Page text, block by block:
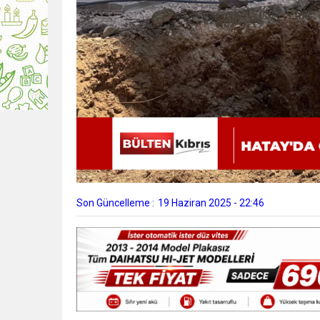
Son Güncelleme : 19 Haziran 2025 - 22:46